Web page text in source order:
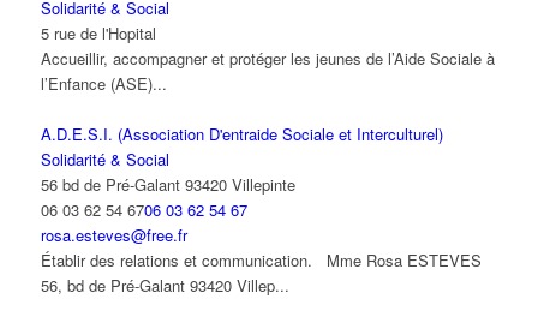
Solidarité & Social
5 rue de l'Hopital
Accueillir, accompagner et protéger les jeunes de l’Aide Sociale à
l’Enfance (ASE)...
A.D.E.S.I. (Association D'entraide Sociale et Interculturel)
Solidarité & Social
56 bd de Pré-Galant 93420 Villepinte
06 03 62 54 6706 03 62 54 67
rosa.esteves@free.fr
Établir des relations et communication. Mme Rosa ESTEVES
56, bd de Pré-Galant 93420 Villep...